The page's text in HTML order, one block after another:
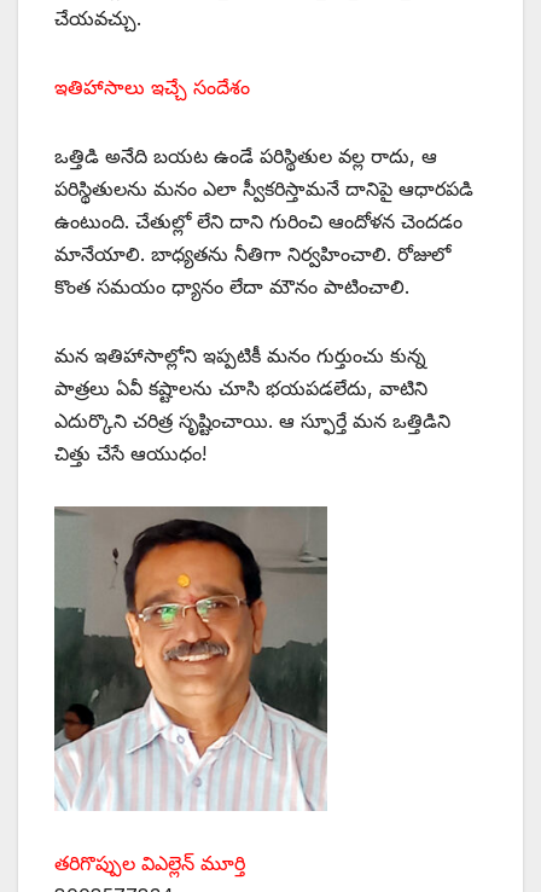
చేయవచ్చు.
ఇతిహాసాలు ఇచ్చే సందేశం
ఒత్తిడి అనేది బయట ఉండే పరిస్థితుల వల్ల రాదు, ఆ
పరిస్థితులను మనం ఎలా స్వీకరిస్తామనే దానిపై ఆధారపడి
ఉంటుంది. చేతుల్లో లేని దాని గురించి ఆందోళన చెందడం
మానేయాలి. బాధ్యతను నీతిగా నిర్వహించాలి. రోజులో
కొంత సమయం ధ్యానం లేదా మౌనం పాటించాలి.
మన ఇతిహాసాల్లోని ఇప్పటికీ మనం గుర్తుంచు కున్న
పాత్రలు ఏవీ కష్టాలను చూసి భయపడలేదు, వాటిని
ఎదుర్కొని చరిత్ర సృష్టించాయి. ఆ స్ఫూర్తే మన ఒత్తిడిని
చిత్తు చేసే ఆయుధం!
తరిగొప్పుల విఎల్లెన్‌ ‌మూర్తి